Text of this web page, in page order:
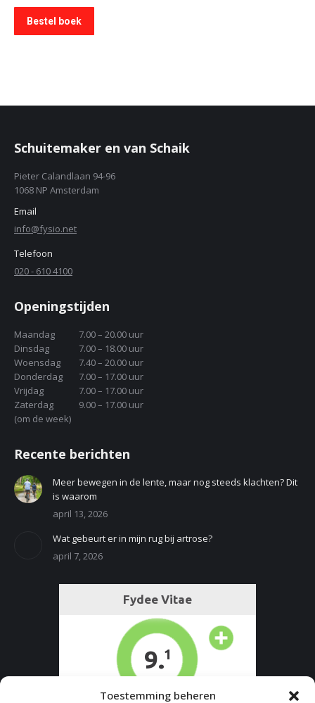
Toestemming beheren
Bestel boek
Schuitemaker en van Schaik
Pieter Calandlaan 94-96
1068 NP Amsterdam
Email
info@fysio.net
Telefoon
020 - 610 4100
Openingstijden
Maandag
7.00 – 20.00 uur
Dinsdag
7.00 – 18.00 uur
Woensdag
7.40 – 20.00 uur
Donderdag
7.00 – 17.00 uur
Vrijdag
7.00 – 17.00 uur
Zaterdag
9.00 – 17.00 uur
(om de week)
Recente berichten
Meer bewegen in de lente, maar nog steeds klachten? Dit
is waarom
april 13, 2026
Wat gebeurt er in mijn rug bij artrose?
april 7, 2026